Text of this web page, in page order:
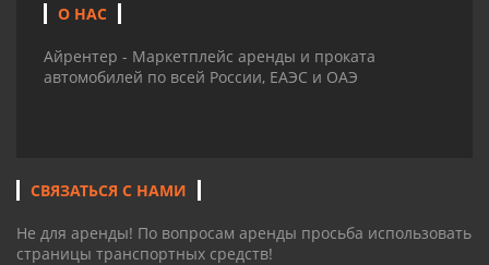
О НАС
Айрентер - Маркетплейс аренды и проката
автомобилей по всей России, ЕАЭС и ОАЭ
СВЯЗАТЬСЯ С НАМИ
Не для аренды! По вопросам аренды просьба использовать
страницы транспортных средств!